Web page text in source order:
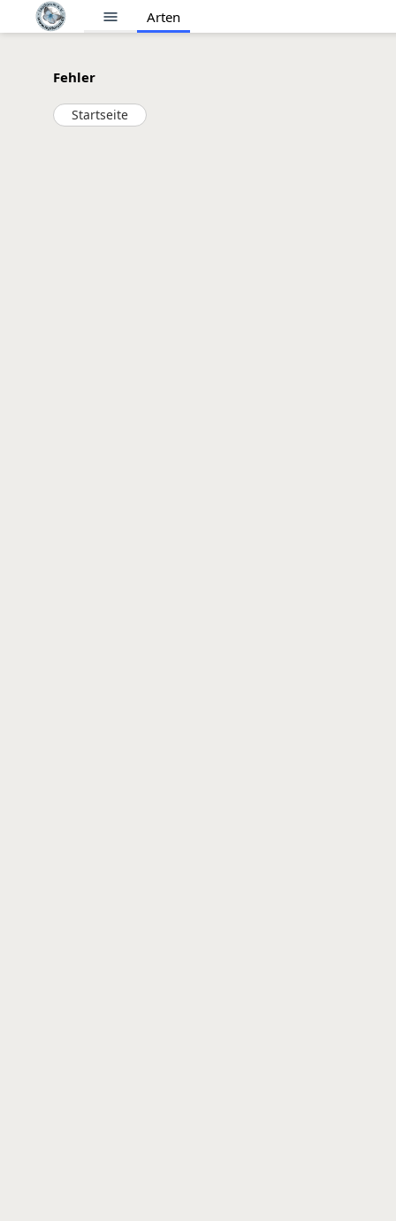
menu Arten
Fehler
Startseite